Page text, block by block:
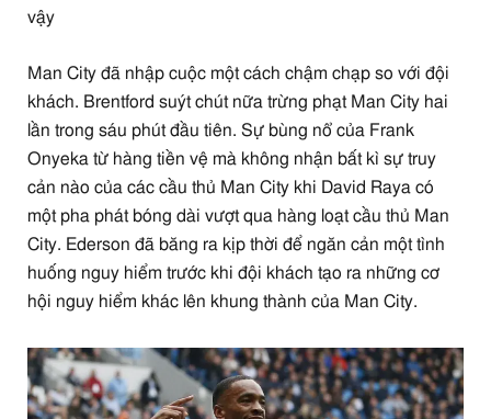
vậy
Man City đã nhập cuộc một cách chậm chạp so với đội
khách. Brentford suýt chút nữa trừng phạt Man City hai
lần trong sáu phút đầu tiên. Sự bùng nổ của Frank
Onyeka từ hàng tiền vệ mà không nhận bất kì sự truy
cản nào của các cầu thủ Man City khi David Raya có
một pha phát bóng dài vượt qua hàng loạt cầu thủ Man
City. Ederson đã băng ra kịp thời để ngăn cản một tình
huống nguy hiểm trước khi đội khách tạo ra những cơ
hội nguy hiểm khác lên khung thành của Man City.